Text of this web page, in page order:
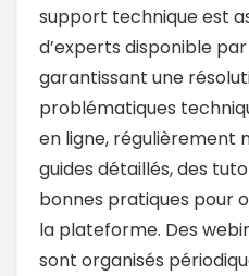
support technique est
d’experts disponible
garantissant une
problématiques
en ligne, régulièrement
guides détaillés, des
bonnes pratiques pour
la plateforme. Des
sont organisés